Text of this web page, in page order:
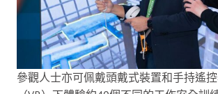
參觀人士亦可佩戴頭戴式裝置和手持遙